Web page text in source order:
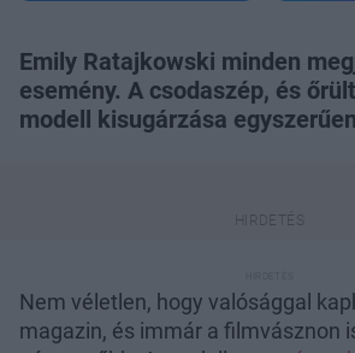
Emily Ratajkowski minden
esemény. A csodaszép, és
modell kisugárzása
Nem véletlen, hogy valósággal
magazin, és immár a filmvásznon